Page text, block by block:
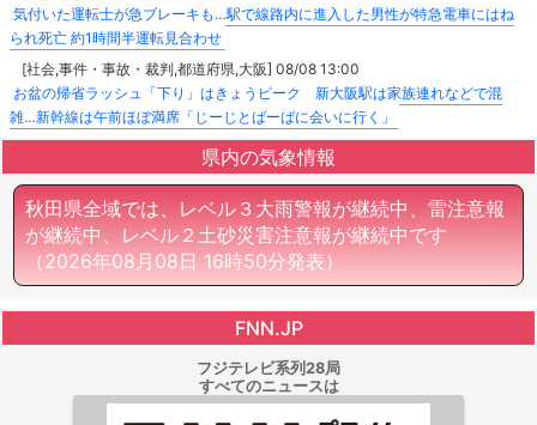
気付いた運転士が急ブレーキも…駅で線路内に進入した男性が特急電車にはね
られ死亡 約1時間半運転見合わせ
[社会,事件・事故・裁判,都道府県,大阪] 08/08 13:00
お盆の帰省ラッシュ「下り」はきょうピーク 新大阪駅は家族連れなどで混
雑…新幹線は午前ほぼ満席「じーじとばーばに会いに行く」
県内の気象情報
秋田県全域では、レベル３大雨警報が継続中、雷注意報
が継続中、レベル２土砂災害注意報が継続中です
（2026年08月08日 16時50分発表）
FNN.JP
フジテレビ系列28局
すべてのニュースは